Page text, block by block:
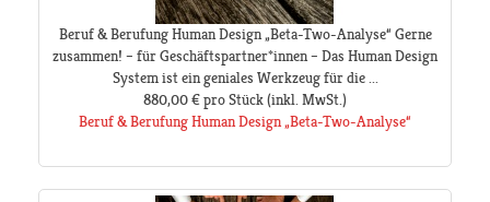
Beruf & Berufung Human Design „Beta-Two-Analyse“ Gerne
zusammen! – für Geschäftspartner*innen – Das Human Design
System ist ein geniales Werkzeug für die ...
880,00 €pro Stück(inkl. MwSt.)
Beruf & Berufung Human Design „Beta-Two-Analyse“